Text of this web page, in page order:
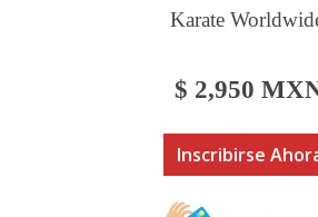
Karate
$ 2,950
Inscribirse